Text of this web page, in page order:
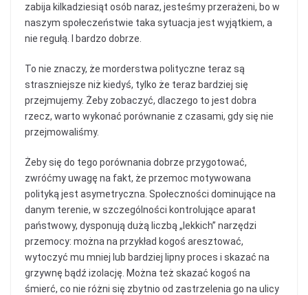
zabija kilkadziesiąt osób naraz, jesteśmy przerażeni, bo w
naszym społeczeństwie taka sytuacja jest wyjątkiem, a
nie regułą. I bardzo dobrze.
To nie znaczy, że morderstwa polityczne teraz są
straszniejsze niż kiedyś, tylko że teraz bardziej się
przejmujemy. Żeby zobaczyć, dlaczego to jest dobra
rzecz, warto wykonać porównanie z czasami, gdy się nie
przejmowaliśmy.
Żeby się do tego porównania dobrze przygotować,
zwróćmy uwagę na fakt, że przemoc motywowana
polityką jest asymetryczna. Społeczności dominujące na
danym terenie, w szczególności kontrolujące aparat
państwowy, dysponują dużą liczbą „lekkich” narzędzi
przemocy: można na przykład kogoś aresztować,
wytoczyć mu mniej lub bardziej lipny proces i skazać na
grzywnę bądź izolację. Można też skazać kogoś na
śmierć, co nie różni się zbytnio od zastrzelenia go na ulicy